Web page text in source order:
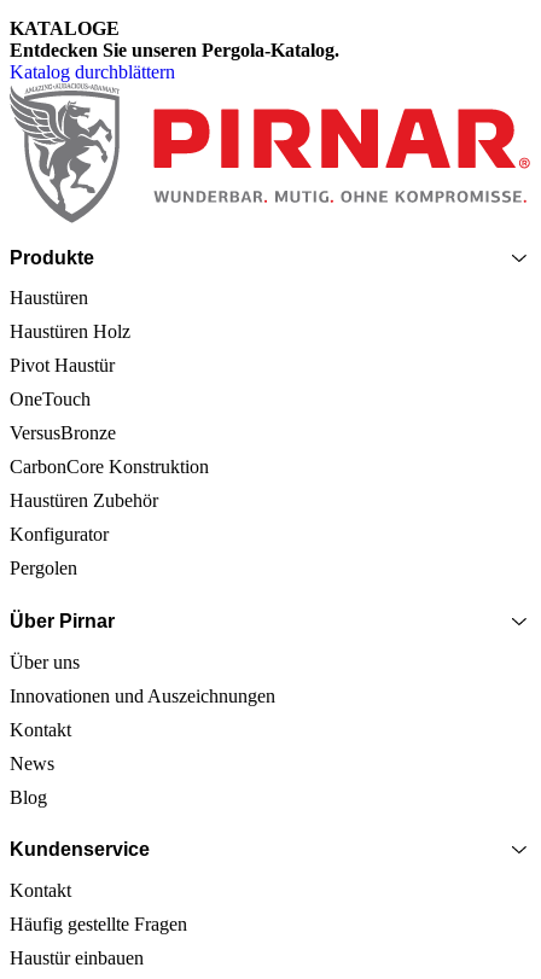
KATALOGE
Entdecken Sie unseren Pergola-Katalog.
Katalog durchblättern
Seitenfooter
Produkte
Haustüren
Haustüren Holz
Pivot Haustür
OneTouch
VersusBronze
CarbonCore Konstruktion
Haustüren Zubehör
Konfigurator
Pergolen
Über Pirnar
Über uns
Innovationen und Auszeichnungen
Kontakt
News
Blog
Kundenservice
Kontakt
Häufig gestellte Fragen
Haustür einbauen